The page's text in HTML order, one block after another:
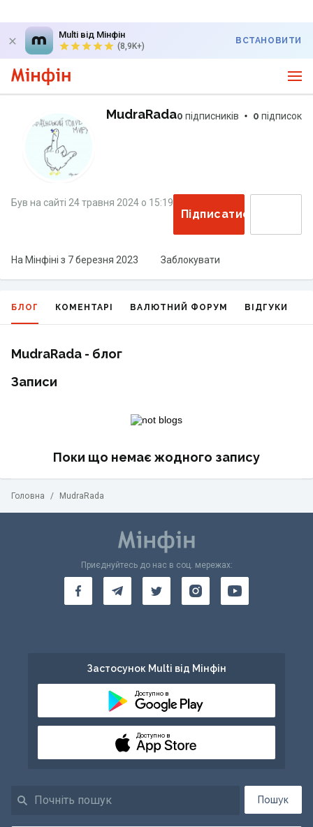
Multi від Мінфін
(8,9K+)
ВСТАНОВИТИ
MudraRada0 підписників 0 підписок
Був на сайті 24 травня 2024 о 15:19
Підписатися
На Мінфіні з 7 березня 2023 Заблокувати
БЛОГ КОМЕНТАРІ ВАЛЮТНИЙ ФОРУМ ВІДГУКИ
MudraRada - блог
Записи
Поки що немає жодного запису
Головна / MudraRada
Пошук
Приєднуйтесь до нас в соц. мережах:
Застосунок Multi від Мінфін
Доступно в
Доступно в